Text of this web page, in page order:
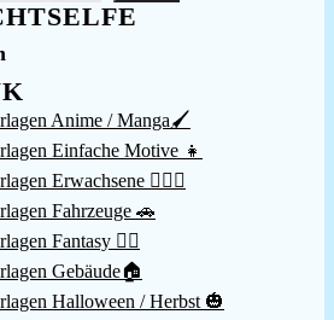
Anime / Manga🖌️
Einfache Motive 👧
Erwachsene 👱🏻‍♀️
Fahrzeuge 🚗
Fantasy 🧚‍♀️
Gebäude🏠
Halloween / Herbst 🎃